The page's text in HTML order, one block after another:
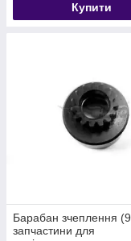
Купити
Барабан зчеплення
запчастини для